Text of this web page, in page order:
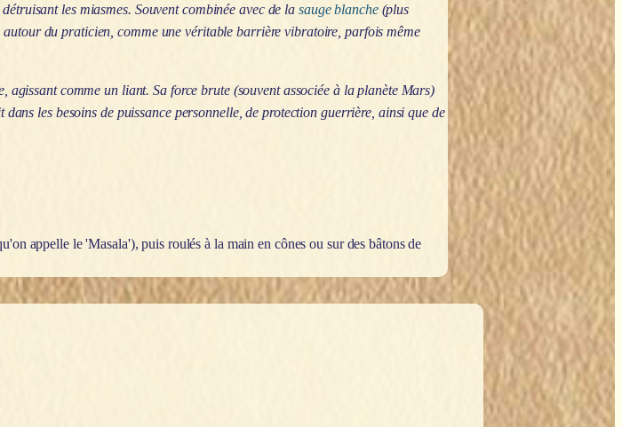
les miasmes. Souvent combinée avec de la sauge blanche(plus
du praticien, comme une véritable barrière vibratoire, parfois même
agissant comme un liant. Sa force brute (souvent associée à la planète Mars)
les besoins de puissance personnelle, de protection guerrière, ainsi que de
appelle le 'Masala'), puis roulés à la main en cônes ou sur des bâtons de